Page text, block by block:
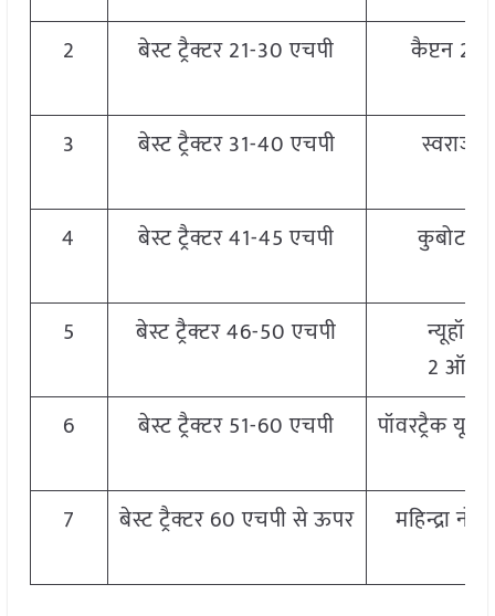
2 बेस्ट ट्रैक्टर 21-30 एचपी कैप्टन
3 बेस्ट ट्रैक्टर 31-40 एचपी स्वराज
4 बेस्ट ट्रैक्टर 41-45 एचपी कुबोटा
5 बेस्ट ट्रैक्टर 46-50 एचपी
2 ऑल
6
बेस्ट ट्रैक्टर 51-60 एचपी पॉवरट्रैक
7 बेस्ट ट्रैक्टर 60 एचपी से ऊपर महिन्द्रा